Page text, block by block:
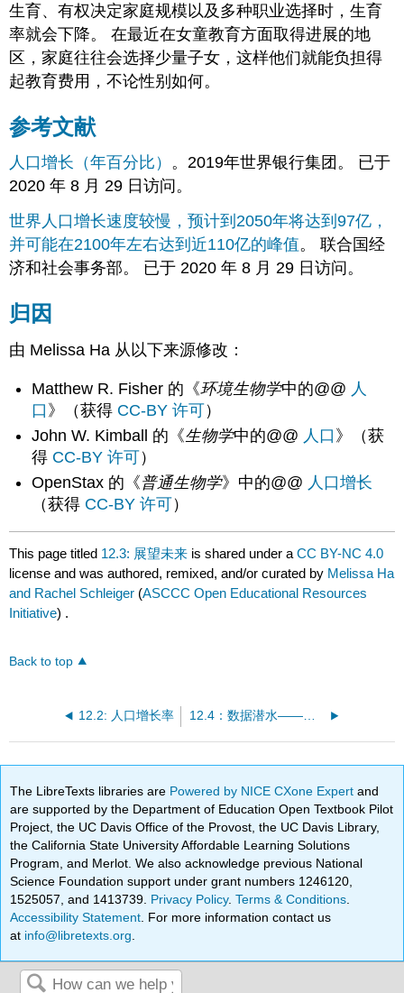
生育、有权决定家庭规模以及多种职业选择时，生育
率就会下降。 在最近在女童教育方面取得进展的地
区，家庭往往会选择少量子女，这样他们就能负担得
起教育费用，不论性别如何。
参考文献
人口增长（年百分比） 。2019年世界银行集团。 已于
2020 年 8 月 29 日访问。
世界人口增长速度较慢，预计到2050年将达到97亿，
并可能在2100年左右达到近110亿的峰值。 联合国经
济和社会事务部。 已于 2020 年 8 月 29 日访问。
归因
由 Melissa Ha 从以下来源修改：
Matthew R. Fisher 的《环境生物学中的@@ 人
口 》（获得 CC-BY 许可）
John W. Kimball 的《生物学中的@@ 人口 》（获
得 CC-BY 许可）
OpenStax 的《普通生物学》中的@@ 人口增长
（获得 CC-BY 许可）
This page titled 12.3: 展望未来 is shared under aCC BY-NC 4.0
license and was authored, remixed, and/or curated by Melissa Ha
and Rachel Schleiger (ASCCC Open Educational Resources
Initiative) .
Back to top
12.2: 人口增长率 12.4：数据潜水——世界人口密度
The LibreTexts libraries are Powered by NICE CXone Expertand
are supported by the Department of Education Open Textbook Pilot
Project, the UC Davis Office of the Provost, the UC Davis Library,
the California State University Affordable Learning Solutions
Program, and Merlot. We also acknowledge previous National
Science Foundation support under grant numbers 1246120,
1525057, and 1413739. Privacy Policy.Terms & Conditions
Accessibility Statement . For more information contact us
at info@libretexts.org